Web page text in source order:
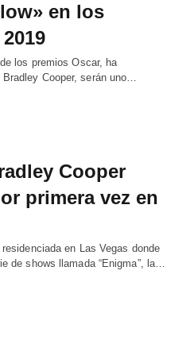
en los
los premios Oscar, ha
Cooper, serán uno…
Cooper
primera vez en
en Las Vegas donde
de shows llamada “Enigma”, la…